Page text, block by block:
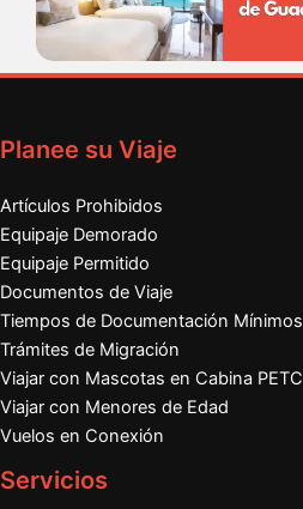
Planee su Viaje
Artículos Prohibidos
Equipaje Demorado
Equipaje Permitido
Documentos de Viaje
Tiempos de Documentación Mínimos
Trámites de Migración
Viajar con Mascotas en Cabina PETC
Viajar con Menores de Edad
Vuelos en Conexión
Servicios